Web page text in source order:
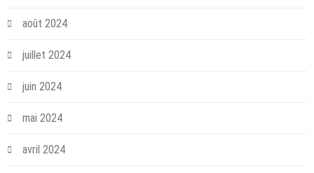
août 2024
juillet 2024
juin 2024
mai 2024
avril 2024